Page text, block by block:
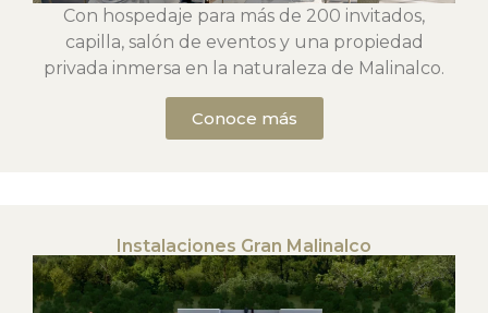
Con hospedaje para más de 200 invitados,
capilla, salón de eventos y una propiedad
privada inmersa en la naturaleza de Malinalco.
Conoce más
Instalaciones Gran Malinalco